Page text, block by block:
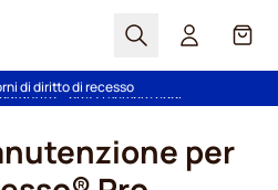
Search
Gratuita oltre 49 €
di diritto di recesso
per